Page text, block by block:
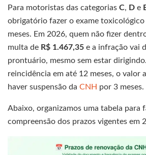
Para motoristas das categorias C, D e
obrigatório fazer o exame toxicológico
meses. Em 2026, quem não fizer
multa de R$ 1.467,35 e a infração vai
prontuário, mesmo sem estar
reincidência em até 12 meses, o valor
haver suspensão da CNH por 3 meses.
Abaixo, organizamos uma tabela para
compreensão dos prazos vigentes em